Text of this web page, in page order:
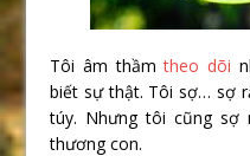
Tôi âm thầm theo dõi
biết sự thật. Tôi sợ… sợ
túy. Nhưng tôi cũng sợ
thương con.